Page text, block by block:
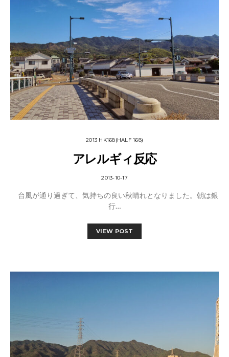
2013 HK168(HALF 168)
アレルギィ反応
2013-10-17
台風が通り過ぎて、気持ちの良い秋晴れとなりました。朝は銀
行…
VIEW POST